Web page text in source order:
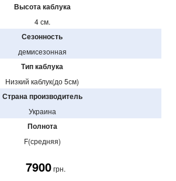
Высота каблука
4 см.
Сезонность
демисезонная
Тип каблука
Низкий каблук(до 5см)
Страна производитель
Украина
Полнота
F(средняя)
7900грн.